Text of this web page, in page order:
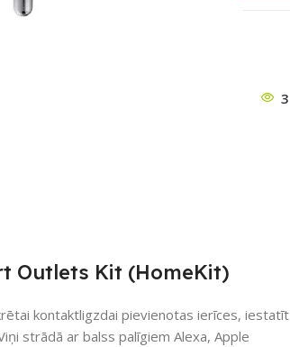
3
Outlets Kit (HomeKit)
kontaktligzdai pievienotas ierīces, iestatīt
strādā ar balss palīgiem Alexa, Apple